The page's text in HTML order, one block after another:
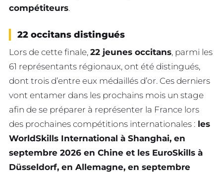
compétiteurs.
22 occitans distingués
Lors de cette finale, 22 jeunes occitans, parmi les
61 représentants régionaux, ont été distingués,
dont trois d’entre eux médaillés d’or. Ces derniers
vont entamer dans les prochains mois un stage
afin de se préparer à représenter la France lors
des prochaines compétitions internationales : les
WorldSkills International à Shanghai, en
septembre 2026 en Chine et les EuroSkills à
Düsseldorf, en Allemagne, en septembre